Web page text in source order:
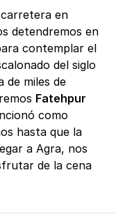
en
detendremos en
contemplar el
del siglo
de miles de
Fatehpur
como
hasta que la
a Agra, nos
de la cena